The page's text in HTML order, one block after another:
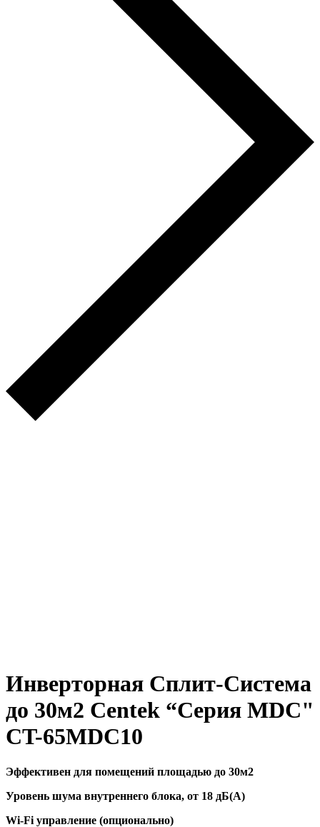
Инверторная Сплит-Система
до 30м2 Centek “Серия MDC"
CT-65MDC10
Эффективен для помещений площадью до 30м2
Уровень шума внутреннего блока, от 18 дБ(А)
Wi-Fi управление (опционально)